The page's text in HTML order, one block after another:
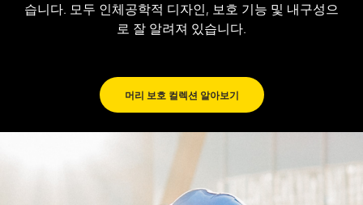
습니다. 모두 인체공학적 디자인, 보호 기능 및 내구성으
로 잘 알려져 있습니다.
머리 보호 컬렉션 알아보기